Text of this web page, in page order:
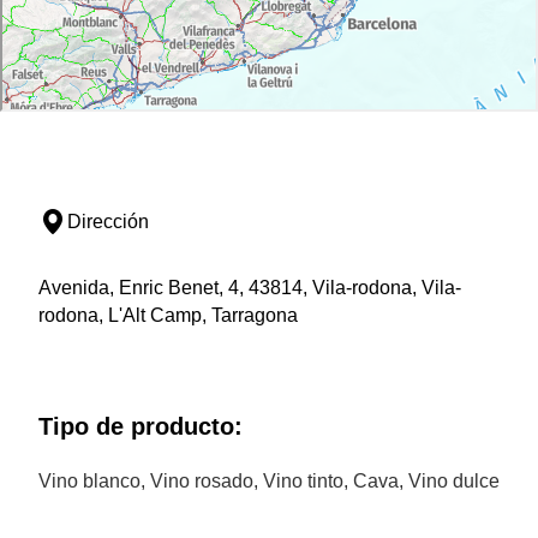
Dirección
Avenida, Enric Benet, 4, 43814, Vila-rodona, Vila-
rodona, L'Alt Camp, Tarragona
Tipo de producto:
Vino blanco, Vino rosado, Vino tinto, Cava, Vino dulce